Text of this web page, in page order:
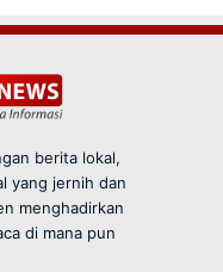
berita lokal,
yang jernih dan
menghadirkan
di mana pun